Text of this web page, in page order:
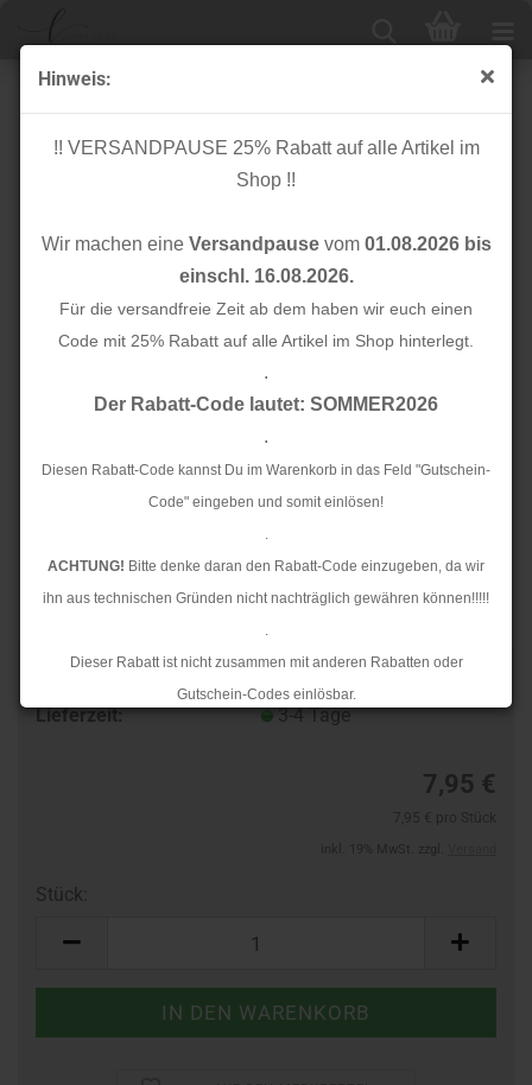
Hinweis:
!! VERSANDPAUSE 25% Rabatt auf alle Artikel im
Shop !!
Wir machen eine Versandpausevom 01.08.2026 bis
einschl. 16.08.2026.
Für die versandfreie Zeit ab dem haben wir euch einen
Code mit 25% Rabatt auf alle Artikel im Shop hinterlegt.
.
Der Rabatt-Code lautet: SOMMER2026
.
Diesen Rabatt-Code kannst Du im Warenkorb in das Feld "Gutschein-
Code" eingeben und somit einlösen!
.
ACHTUNG! Bitte denke daran den Rabatt-Code einzugeben, da wir
ihn aus technischen Gründen nicht nachträglich gewähren können!!!!!
.
Dieser Rabatt ist nicht zusammen mit anderen Rabatten oder
Gutschein-Codes einlösbar.
.
Rückstaus kann es jedoch zu längeren Lieferzeiten kommen.
Bio Stripe - College - Col. 109 - Only You - Hamburger
Liebe - Albstoffe
Lieferzeit:
3-4 Tage
7,95 €
Stück: